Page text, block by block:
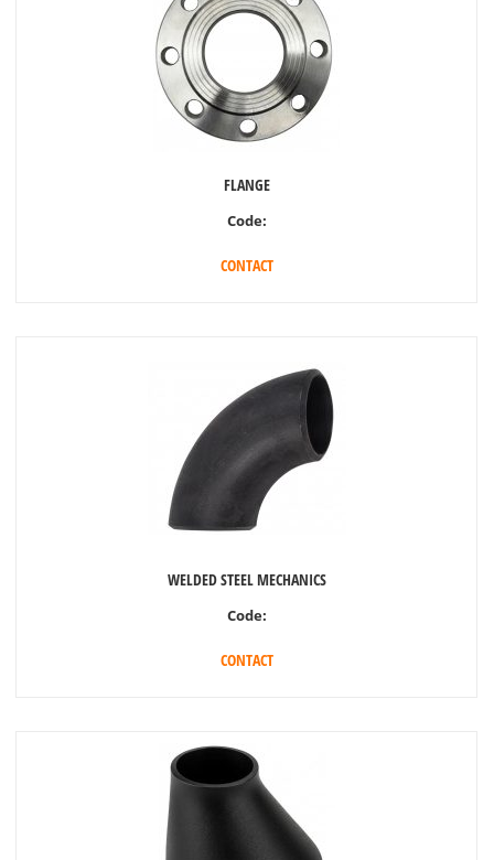
FLANGE
Code:
CONTACT
WELDED STEEL MECHANICS
Code:
CONTACT